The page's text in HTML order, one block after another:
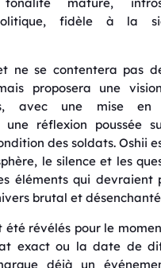
fidèle à la
ne se contentera pas
proposera une
avec une mise en
une réflexion poussée
des soldats. Oshii
le silence et les
éléments qui devraient
brutal et
été révélés pour le
exact ou la date de
déjà un